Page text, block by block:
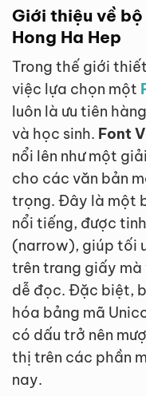
Giới thiệu về
Hong Ha Hep
Trong thế giới
việc lựa chọn một
luôn là ưu tiên
và học sinh. Font
nổi lên như một
cho các văn bản
trọng. Đây là một
nổi tiếng, được
(narrow), giúp tối
trên trang giấy
dễ đọc. Đặc biệt,
hóa bảng mã
có dấu trở nên
thị trên các phần
nay.